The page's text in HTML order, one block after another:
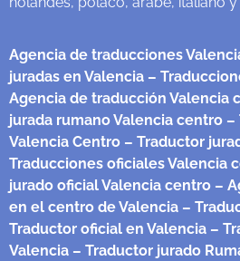
Agencia de traducciones
juradas en Valencia –
Agencia de traducción Valencia
jurada rumano Valencia centro –
Valencia Centro – Traductor
Traducciones oficiales Valencia
jurado oficial Valencia centro –
en el centro de Valencia –
Traductor oficial en Valencia –
Valencia – Traductor jurado